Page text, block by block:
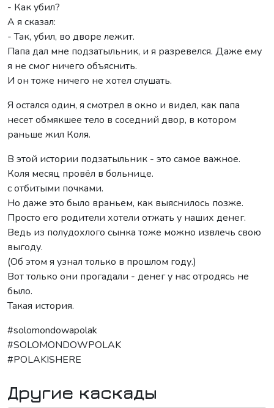
- Как убил?
А я сказал:
- Так, убил, во дворе лежит.
Папа дал мне подзатыльник, и я разревелся. Даже ему
я не смог ничего объяснить.
И он тоже ничего не хотел слушать.
Я остался один, я смотрел в окно и видел, как папа
несет обмякшее тело в соседний двор, в котором
раньше жил Коля.
В этой истории подзатыльник - это самое важное.
Коля месяц провёл в больнице.
с отбитыми почками.
Но даже это было враньем, как выяснилось позже.
Просто его родители хотели отжать у наших денег.
Ведь из полудохлого сынка тоже можно извлечь свою
выгоду.
(Об этом я узнал только в прошлом году.)
Вот только они прогадали - денег у нас отродясь не
было.
Такая история.
#solomondowapolak
#SOLOMONDOWPOLAK
#POLAKISHERE
Другие каскады